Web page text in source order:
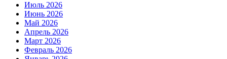
Июль 2026
Июнь 2026
Май 2026
Апрель 2026
Март 2026
Февраль 2026